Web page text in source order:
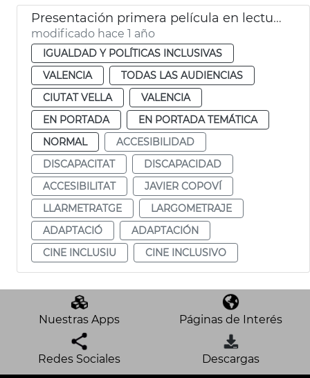
Presentación primera película en lectura fácil en España
modificado hace 1 año
IGUALDAD Y POLÍTICAS INCLUSIVAS
VALENCIA
TODAS LAS AUDIENCIAS
CIUTAT VELLA
VALENCIA
EN PORTADA
EN PORTADA TEMÁTICA
NORMAL
ACCESIBILIDAD
DISCAPACITAT
DISCAPACIDAD
ACCESIBILITAT
JAVIER COPOVÍ
LLARMETRATGE
LARGOMETRAJE
ADAPTACIÓ
ADAPTACIÓN
CINE INCLUSIU
CINE INCLUSIVO
Nuestras Apps Páginas de Interés
Redes Sociales Descargas